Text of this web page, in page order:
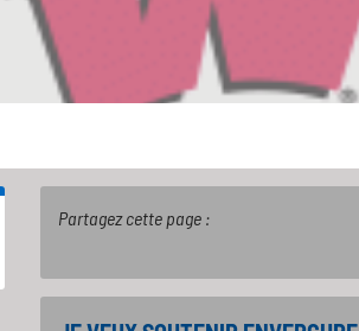
Partagez cette page :